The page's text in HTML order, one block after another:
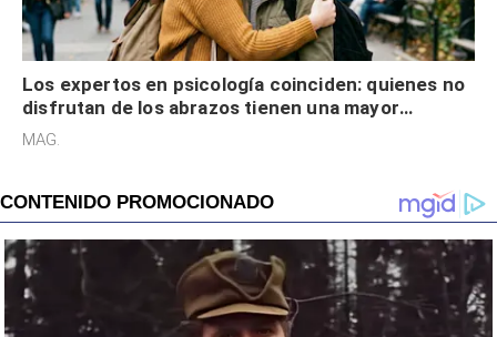
Los expertos en psicología coinciden: quienes no
disfrutan de los abrazos tienen una mayor
sensibilidad a los estímulos físicos y no es por
MAG.